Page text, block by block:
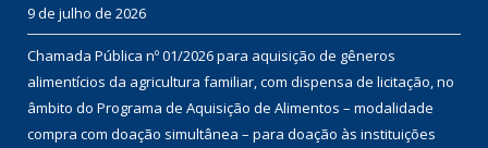
9 de julho de 2026
Chamada Pública nº 01/2026 para aquisição de gêneros
alimentícios da agricultura familiar, com dispensa de licitação, no
âmbito do Programa de Aquisição de Alimentos – modalidade
compra com doação simultânea – para doação às instituições